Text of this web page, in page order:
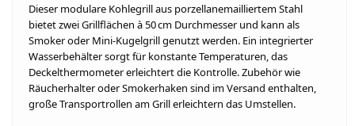
Dieser modulare Kohlegrill aus porzellanemailliertem Stahl
bietet zwei Grillflächen à 50 cm Durchmesser und kann als
Smoker oder Mini-Kugelgrill genutzt werden. Ein integrierter
Wasserbehälter sorgt für konstante Temperaturen, das
Deckelthermometer erleichtert die Kontrolle. Zubehör wie
Räucherhalter oder Smokerhaken sind im Versand enthalten,
große Transportrollen am Grill erleichtern das Umstellen.